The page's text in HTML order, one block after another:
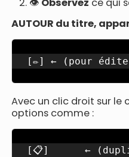
👁️ Observez ce qui
AUTOUR du titre,
[✏️] ← (pour
Avec un clic droit sur le
options comme :
[📋]      ←